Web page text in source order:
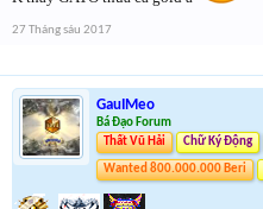
27 Tháng sáu 2017
GauIMeo
Bá Đạo Forum
Thất Vũ Hải
Chữ Ký Động
Wanted 800.000.000 Beri